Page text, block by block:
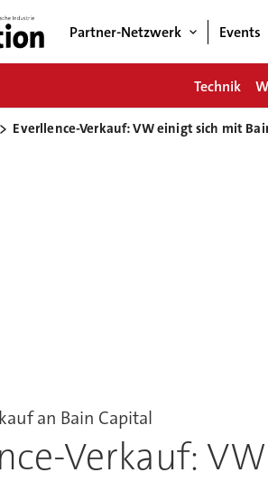
Partner-Netzwerk Events
Technik
Everllence-Verkauf: VW einigt sich mit
an Bain Capital
Verkauf: